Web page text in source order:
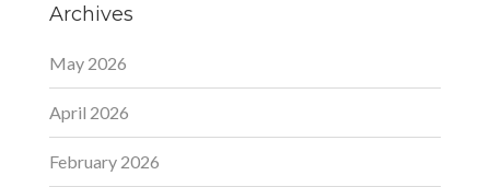
Archives
May 2026
April 2026
February 2026